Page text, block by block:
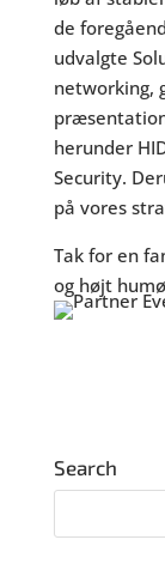
de
udvalgte
networking,
herunder
Security.
på vores
Tak for en
og højt
Search